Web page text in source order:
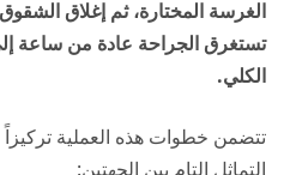
الغرسة المختارة، ثم إغلاق
تستغرق الجراحة عادة من ساعة
الكلي.
تتضمن خطوات هذه العملية
التماثل التام بين الجهتين: